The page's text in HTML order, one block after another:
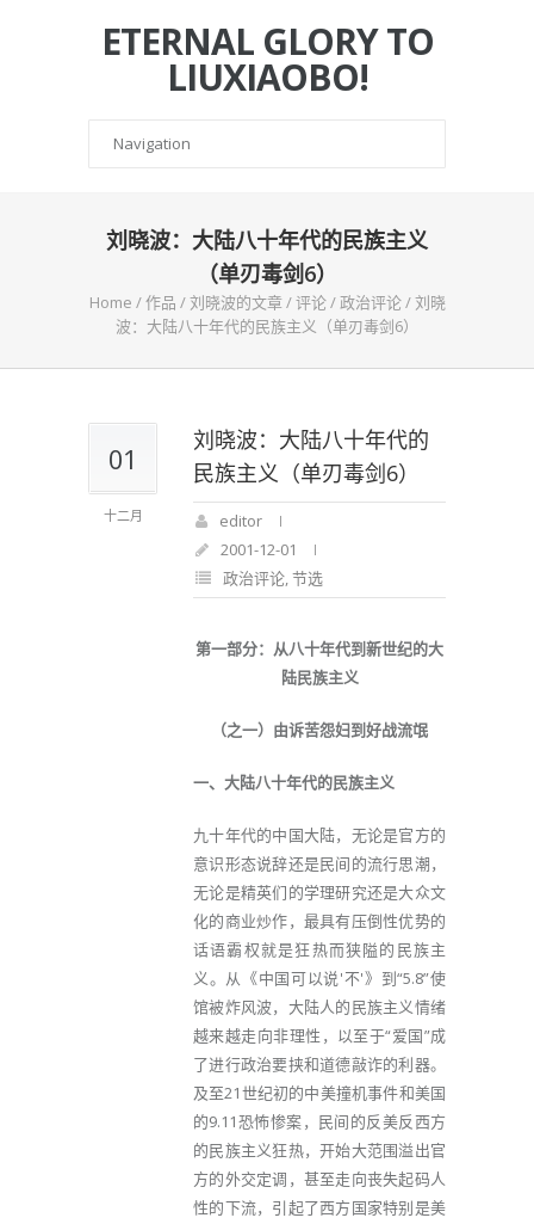
ETERNAL GLORY TO
LIUXIAOBO!
刘晓波：大陆八十年代的民族主义
（单刃毒剑6）
Home /作品 /刘晓波的文章/评论/政治评论/刘晓
波：大陆八十年代的民族主义（单刃毒剑6）
01
十二月
刘晓波：大陆八十年代的
民族主义（单刃毒剑6）
editor
2001-12-01
政治评论,节选
第一部分：从八十年代到新世纪的大
陆民族主义
（之一）由诉苦怨妇到好战流氓
一、大陆八十年代的民族主义
九十年代的中国大陆，无论是官方的
意识形态说辞还是民间的流行思潮，
无论是精英们的学理研究还是大众文
化的商业炒作，最具有压倒性优势的
话语霸权就是狂热而狭隘的民族主
义。从《中国可以说'不'》到“5.8”使
馆被炸风波，大陆人的民族主义情绪
越来越走向非理性，以至于“爱国”成
了进行政治要挟和道德敲诈的利器。
及至21世纪初的中美撞机事件和美国
的9.11恐怖惨案，民间的反美反西方
的民族主义狂热，开始大范围溢出官
方的外交定调，甚至走向丧失起码人
性的下流，引起了西方国家特别是美